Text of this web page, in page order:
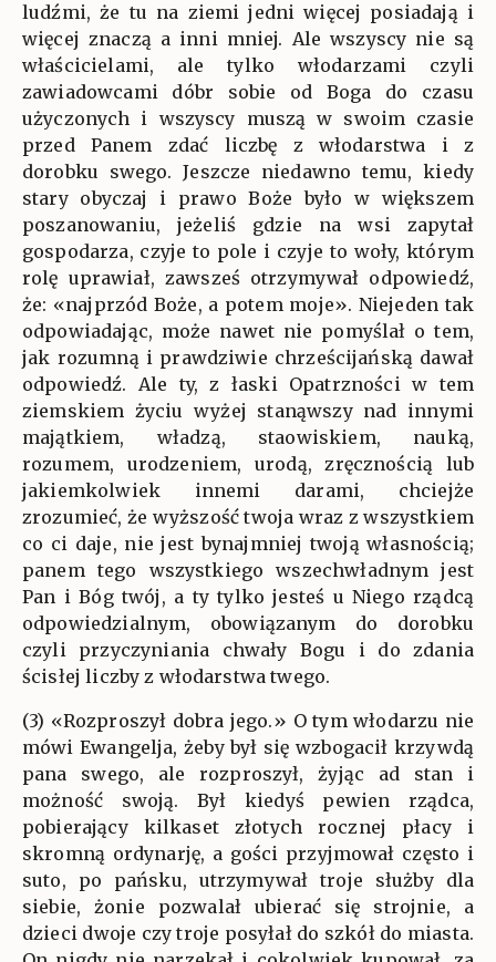
ludźmi, że tu na ziemi jedni więcej posiadają i
więcej znaczą a inni mniej. Ale wszyscy nie są
właścicielami, ale tylko włodarzami czyli
zawiadowcami dóbr sobie od Boga do czasu
użyczonych i wszyscy muszą w swoim czasie
przed Panem zdać liczbę z włodarstwa i z
dorobku swego. Jeszcze niedawno temu, kiedy
stary obyczaj i prawo Boże było w większem
poszanowaniu, jeżeliś gdzie na wsi zapytał
gospodarza, czyje to pole i czyje to woły, którym
rolę uprawiał, zawsześ otrzymywał odpowiedź,
że: «najprzód Boże, a potem moje». Niejeden tak
odpowiadając, może nawet nie pomyślał o tem,
jak rozumną i prawdziwie chrześcijańską dawał
odpowiedź. Ale ty, z łaski Opatrzności w tem
ziemskiem życiu wyżej stanąwszy nad innymi
majątkiem, władzą, staowiskiem, nauką,
rozumem, urodzeniem, urodą, zręcznością lub
jakiemkolwiek innemi darami, chciejże
zrozumieć, że wyższość twoja wraz z wszystkiem
co ci daje, nie jest bynajmniej twoją własnością;
panem tego wszystkiego wszechwładnym jest
Pan i Bóg twój, a ty tylko jesteś u Niego rządcą
odpowiedzialnym, obowiązanym do dorobku
czyli przyczyniania chwały Bogu i do zdania
ścisłej liczby z włodarstwa twego.
(3) «Rozproszył dobra jego.» O tym włodarzu nie
mówi Ewangelja, żeby był się wzbogacił krzywdą
pana swego, ale rozproszył, żyjąc ad stan i
możność swoją. Był kiedyś pewien rządca,
pobierający kilkaset złotych rocznej płacy i
skromną ordynarję, a gości przyjmował często i
suto, po pańsku, utrzymywał troje służby dla
siebie, żonie pozwalał ubierać się strojnie, a
dzieci dwoje czy troje posyłał do szkół do miasta.